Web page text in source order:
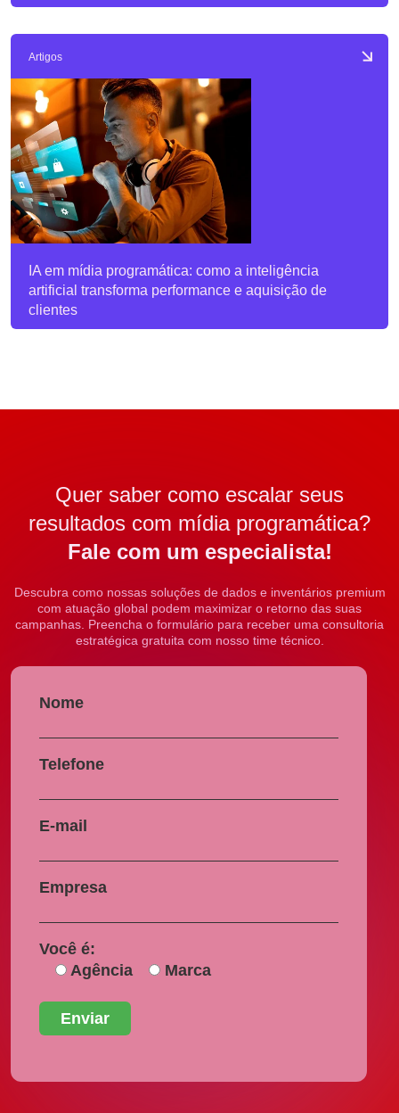
Artigos
IA em mídia programática: como a inteligência
artificial transforma performance e aquisição de
clientes
Quer saber como escalar seus
resultados com mídia programática?
Fale com um especialista!
Descubra como nossas soluções de dados e inventários premium
com atuação global podem maximizar o retorno das suas
campanhas. Preencha o formulário para receber uma consultoria
estratégica gratuita com nosso time técnico.
Nome
Telefone
E-mail
Empresa
Você é:
Agência
Marca